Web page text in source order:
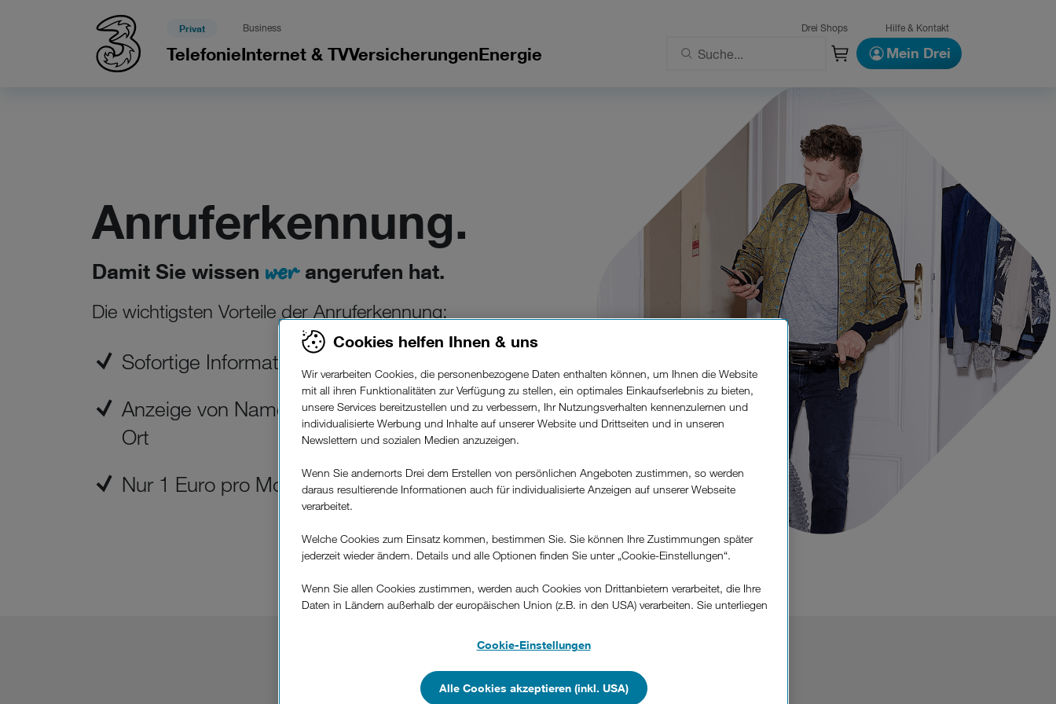
Privat Business Drei Shops Hilfe & Kontakt
TelefonieInternet & TVVersicherungenEnergie Mein Drei
Anruferkennung.
Damit Sie wissen werangerufen hat.
Die wichtigsten Vorteile der Anruferkennung:
Sofortige Information über versäumte Anrufe
Anzeige von Name des Anrufers, PLZ und
Ort
Nur 1 Euro pro Monat
Cookies helfen Ihnen & uns
Wir verarbeiten Cookies, die personenbezogene Daten enthalten können, um Ihnen die Website
mit all ihren Funktionalitäten zur Verfügung zu stellen, ein optimales Einkaufserlebnis zu bieten,
unsere Services bereitzustellen und zu verbessern, Ihr Nutzungsverhalten kennenzulernen und
individualisierte Werbung und Inhalte auf unserer Website und Drittseiten und in unseren
Newslettern und sozialen Medien anzuzeigen.
Wenn Sie andernorts Drei dem Erstellen von persönlichen Angeboten zustimmen, so werden
daraus resultierende Informationen auch für individualisierte Anzeigen auf unserer Webseite
verarbeitet.
Welche Cookies zum Einsatz kommen, bestimmen Sie. Sie können Ihre Zustimmungen später
jederzeit wieder ändern. Details und alle Optionen finden Sie unter „Cookie-Einstellungen“.
Wenn Sie allen Cookies zustimmen, werden auch Cookies von Drittanbietern verarbeitet, die Ihre
Daten in Ländern außerhalb der europäischen Union (z.B. in den USA) verarbeiten. Sie unterliegen
Cookies von Unternehmen in Drittstaaten, die ein ähnliches Datenschutzniveau wie in der
Europäischen Union aufweisen (z.B. Data Privacy Framework), werden wie europäische
Cookie-Einstellungen
Alle Cookies akzeptieren (inkl. USA)